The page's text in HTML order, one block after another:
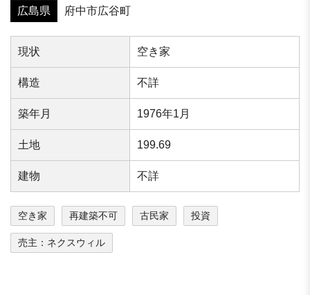
広島県 府中市広谷町
現状 空き家
構造 不詳
築年⽉ 1976年1月
⼟地 199.69
建物 不詳
空き家 再建築不可 古民家 投資
売主：ネクスウィル